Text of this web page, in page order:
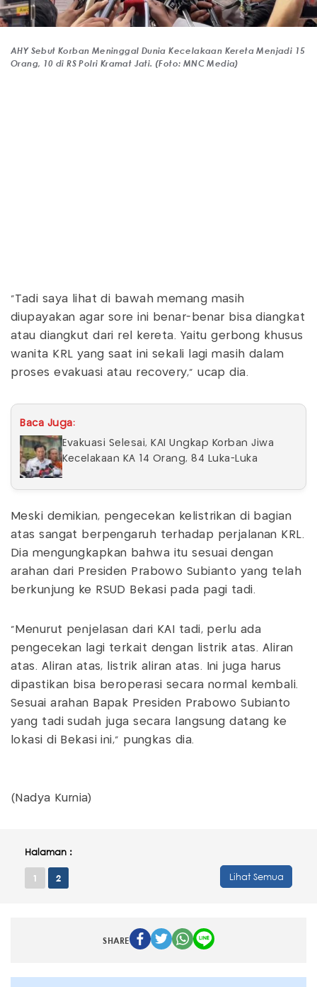
AHY Sebut Korban Meninggal Dunia Kecelakaan Kereta Menjadi 15
Orang, 10 di RS Polri Kramat Jati. (Foto: MNC Media)
“Tadi saya lihat di bawah memang masih
diupayakan agar sore ini benar-benar bisa diangkat
atau diangkut dari rel kereta. Yaitu gerbong khusus
wanita KRL yang saat ini sekali lagi masih dalam
proses evakuasi atau recovery,” ucap dia.
Baca Juga:
Evakuasi Selesai, KAI Ungkap Korban Jiwa
Kecelakaan KA 14 Orang, 84 Luka-Luka
Meski demikian, pengecekan kelistrikan di bagian
atas sangat berpengaruh terhadap perjalanan KRL.
Dia mengungkapkan bahwa itu sesuai dengan
arahan dari Presiden Prabowo Subianto yang telah
berkunjung ke RSUD Bekasi pada pagi tadi.
“Menurut penjelasan dari KAI tadi, perlu ada
pengecekan lagi terkait dengan listrik atas. Aliran
atas. Aliran atas, listrik aliran atas. Ini juga harus
dipastikan bisa beroperasi secara normal kembali.
Sesuai arahan Bapak Presiden Prabowo Subianto
yang tadi sudah juga secara langsung datang ke
lokasi di Bekasi ini,” pungkas dia.
(Nadya Kurnia)
Halaman :
1 2 Lihat Semua
SHARE